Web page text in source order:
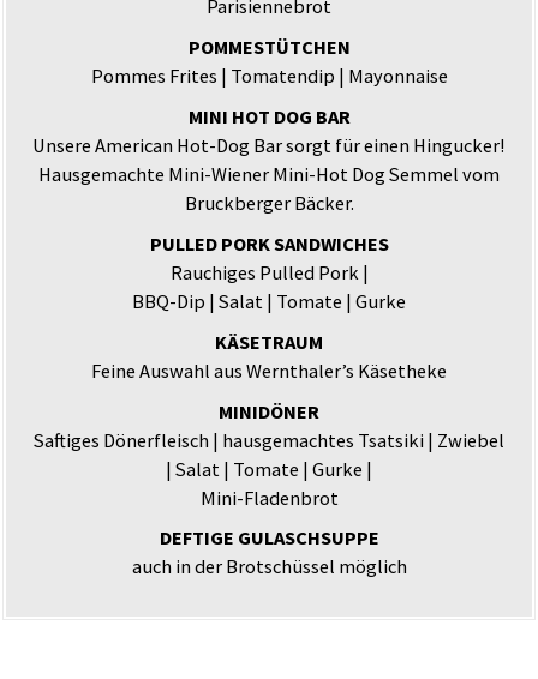
Parisi­ennebrot
POMMESTÜTCHEN
Pommes Frites | Tomatendip | Mayonnaise
MINI HOT DOG BAR
Unsere American Hot-Dog Bar sorgt für einen Hingucker!
Hausgemachte Mini-Wiener Mini-Hot Dog Semmel vom
Bruckberger Bäcker.
PULLED PORK SANDWICHES
Rauchiges Pulled Pork |
BBQ-Dip | Salat | Tomate | Gurke
KÄSETRAUM
Feine Auswahl aus Wer­nthaler’s Käsetheke
MINIDÖNER
Saftiges Dönerfleisch | haus­gemachtes Tsatsiki | Zwiebel
| Salat | Tomate | Gurke |
Mini-Fladenbrot
DEFTIGE GULASCHSUPPE
auch in der Brotschüssel möglich